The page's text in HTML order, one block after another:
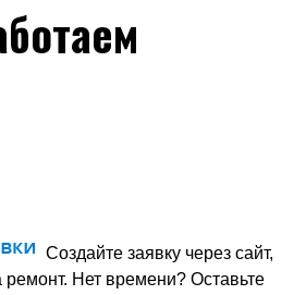
Создайте заявку через сайт,
ремонт. Нет времени? Оставьте